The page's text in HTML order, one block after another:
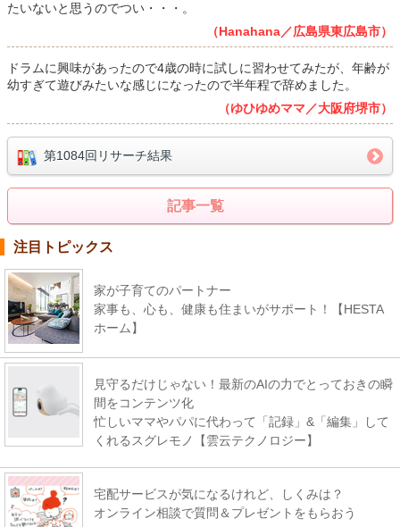
たいないと思うのでつい・・・。
（Hanahana／広島県東広島市）
ドラムに興味があったので4歳の時に試しに習わせてみたが、年齢が
幼すぎて遊びみたいな感じになったので半年程で辞めました。
（ゆひゆめママ／大阪府堺市）
第1084回リサーチ結果
記事一覧
注目トピックス
家が子育てのパートナー
家事も、心も、健康も住まいがサポート！【HESTA
ホーム】
見守るだけじゃない！最新のAIの力でとっておきの瞬
間をコンテンツ化
忙しいママやパパに代わって「記録」&「編集」して
くれるスグレモノ【雲云テクノロジー】
宅配サービスが気になるけれど、しくみは？
オンライン相談で質問＆プレゼントをもらおう